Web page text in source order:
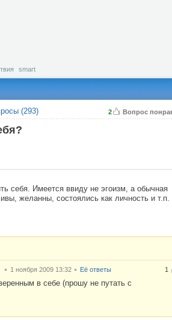
smart
2 Вопрос
(293)
себя. Имеется ввиду не эгоизм, а обычная
желанны, состоялись как личность и т.п.
1
1 ноября 2009 13:32 Её ответы
в себе (прошу не путать с